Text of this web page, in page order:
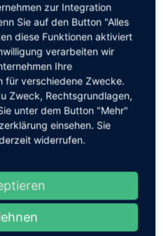
mit Dr. Eckert über die
bei der vergangenen
18. April 2015
zur Integration
Sie auf den Button "Alles
diese Funktionen aktiviert
verarbeiten wir
Ihre
für verschiedene Zwecke.
Zweck, Rechtsgrundlagen,
unter dem Button "Mehr"
einsehen. Sie
widerrufen.